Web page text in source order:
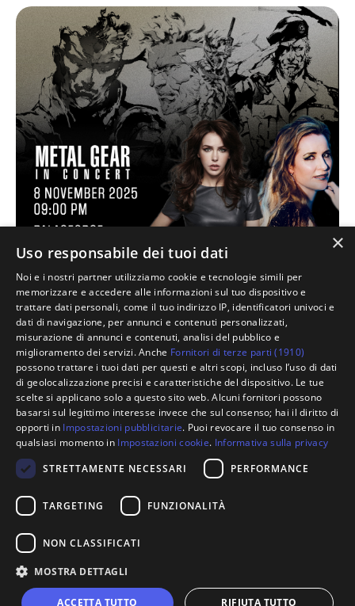
helpdesk@hiddendoor.it
×
Uso responsabile dei tuoi dati
Noi e i nostri partner utilizziamo cookie e tecnologie simili per
memorizzare e accedere alle informazioni sul tuo dispositivo e
trattare dati personali, come il tuo indirizzo IP, identificatori univoci e
dati di navigazione, per annunci e contenuti personalizzati,
misurazione di annunci e contenuti, analisi del pubblico e
miglioramento dei servizi. Anche Fornitori di terze parti (1910)
possono trattare i tuoi dati per questi e altri scopi, incluso l’uso di dati
di geolocalizzazione precisi e caratteristiche del dispositivo. Le tue
scelte si applicano solo a questo sito web. Alcuni fornitori possono
basarsi sul legittimo interesse invece che sul consenso; hai il diritto di
opporti in Impostazioni pubblicitarie. Puoi revocare il tuo consenso in
qualsiasi momento in Impostazioni cookie. Informativa sulla privacy
STRETTAMENTE NECESSARI
PERFORMANCE
TARGETING FUNZIONALITÀ
NON CLASSIFICATI
MOSTRA DETTAGLI
ACCETTA TUTTO RIFIUTA TUTTO